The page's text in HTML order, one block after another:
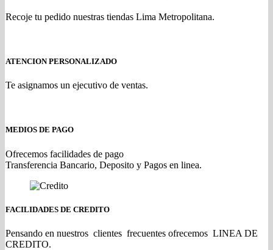
Recoje tu pedido nuestras tiendas Lima Metropolitana.
ATENCION PERSONALIZADO
Te asignamos un ejecutivo de ventas.
MEDIOS DE PAGO
Ofrecemos facilidades de pago
Transferencia Bancario, Deposito y Pagos en linea.
FACILIDADES DE CREDITO
Pensando en nuestros clientes frecuentes ofrecemos LINEA DE
CREDITO.